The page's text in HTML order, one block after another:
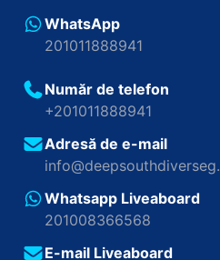
WhatsApp
201011888941
Număr de telefon
+201011888941
Adresă de e-mail
Whatsapp Liveaboard
201008366568
E-mail Liveaboard